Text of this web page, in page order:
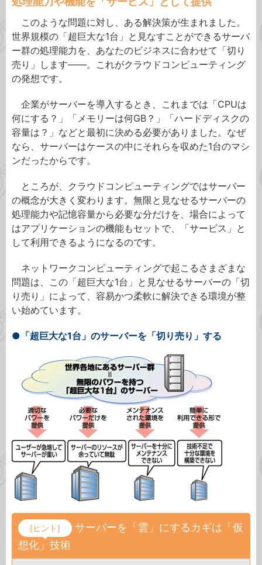
このような問題に対し、ある解決策が生まれました。
世界規模の「超巨大な1台」と見なすことができるサーバ
ー群の処理能力を、あなたのビジネスに合わせて「切り
売り」します――。これがクラウドコンピューティング
の発想です。
企業がサーバーを導入するとき、これまでは「CPUは
何にする？」「メモリーは何GB？」「ハードディスクの
容量は？」などと最初に決める必要がありました。なぜ
なら、サーバーはケースの中にそれらを収めた1台のマシ
ンだったからです。
ところが、クラウドコンピューティングではサーバー
の概念が大きく変わります。無限と見なせるサーバーの
処理能力や記憶容量から必要な分だけを、場合によって
はアプリケーションの機能もセットで、「サービス」と
して利用できるようになるのです。
ネットワークコンピューティングで起こるさまざまな
問題は、この「超巨大な1台」と見なせるサーバーの「切
り売り」によって、容易かつ柔軟に解決できる環境が整
い始めています。
●「超巨大な1台」のサーバーを「切り売り」する
[ヒント]
サーバーを「雲」にするカギは「仮
想化」技術